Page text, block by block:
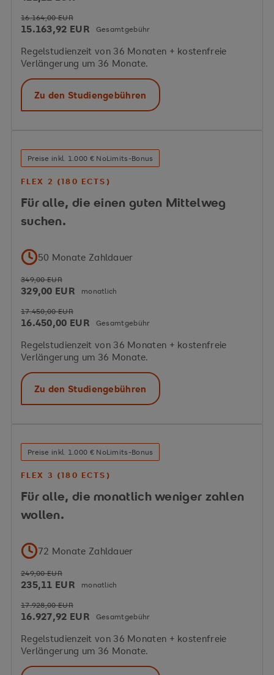
16.164,00 EUR
15.163,92 EUR Gesamtgebühr
Regelstudienzeit von 36 Monaten + kostenfreie
Verlängerung um 36 Monate.
Zu den Studiengebühren
Preise inkl. 1.000 € NoLimits-Bonus
FLEX 2 (180 ECTS)
Für alle, die einen guten Mittelweg
suchen.
50 Monate Zahldauer
349,00 EUR
329,00 EUR monatlich
17.450,00 EUR
16.450,00 EUR Gesamtgebühr
Regelstudienzeit von 36 Monaten + kostenfreie
Verlängerung um 36 Monate.
Zu den Studiengebühren
Preise inkl. 1.000 € NoLimits-Bonus
FLEX 3 (180 ECTS)
Für alle, die monatlich weniger zahlen
wollen.
72 Monate Zahldauer
249,00 EUR
235,11 EUR monatlich
17.928,00 EUR
16.927,92 EUR Gesamtgebühr
Regelstudienzeit von 36 Monaten + kostenfreie
Verlängerung um 36 Monate.